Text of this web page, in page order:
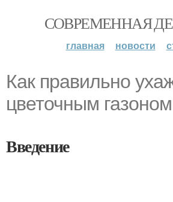
СОВРЕМЕННАЯ
главная новости
Как правильно
цветочным газоном
Введение